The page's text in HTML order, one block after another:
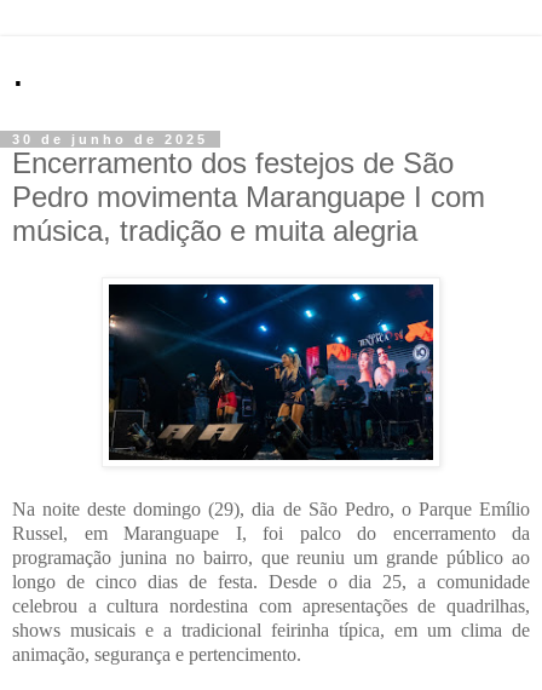
.
30 de junho de 2025
Encerramento dos festejos de São
Pedro movimenta Maranguape I com
música, tradição e muita alegria
Na noite deste domingo (29), dia de São Pedro, o Parque Emílio
Russel, em Maranguape I, foi palco do encerramento da
programação junina no bairro, que reuniu um grande público ao
longo de cinco dias de festa. Desde o dia 25, a comunidade
celebrou a cultura nordestina com apresentações de quadrilhas,
shows musicais e a tradicional feirinha típica, em um clima de
animação, segurança e pertencimento.